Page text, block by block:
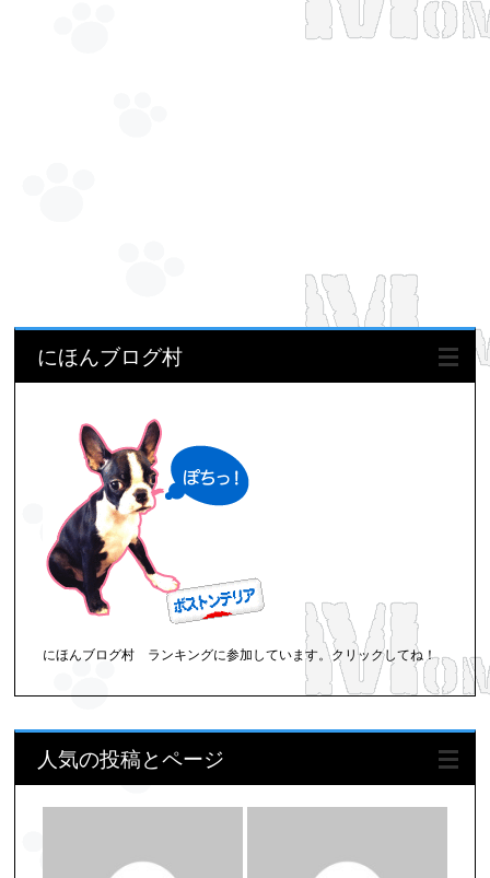
にほんブログ村
にほんブログ村 ランキングに参加しています。クリックしてね！
人気の投稿とページ